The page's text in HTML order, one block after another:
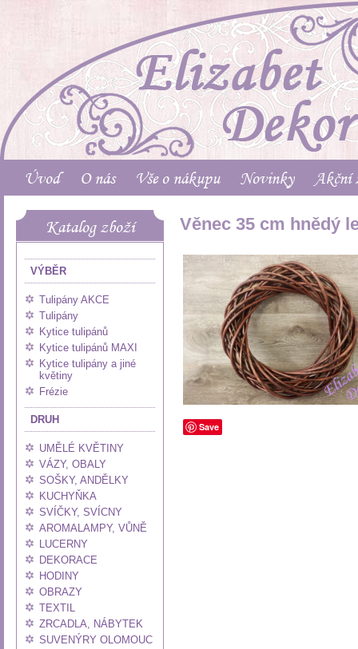
Úvod O nás Vše o nákupu Novinky Akční
Katalog zboží
VÝBĚR
Tulipány AKCE
Tulipány
Kytice tulipánů
Kytice tulipánů MAXI
Kytice tulipány a jiné
květiny
Frézie
DRUH
UMĚLÉ KVĚTINY
VÁZY, OBALY
SOŠKY, ANDĚLKY
KUCHYŇKA
SVÍČKY, SVÍCNY
AROMALAMPY, VŮNĚ
LUCERNY
DEKORACE
HODINY
OBRAZY
TEXTIL
ZRCADLA, NÁBYTEK
SUVENÝRY OLOMOUC
Věnec 35 cm hnědý
Save